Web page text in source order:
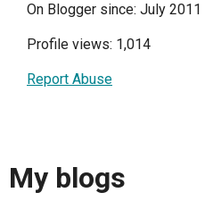
On Blogger since: July 2011
Profile views: 1,014
Report Abuse
My blogs